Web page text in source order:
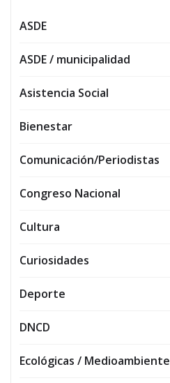
ASDE
ASDE / municipalidad
Asistencia Social
Bienestar
Comunicación/Periodistas
Congreso Nacional
Cultura
Curiosidades
Deporte
DNCD
Ecológicas / Medioambiente